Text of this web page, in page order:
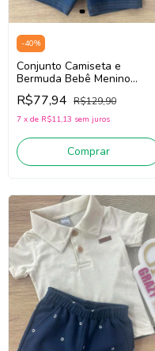
-40%
Conjunto Camiseta e
Bermuda Bebê Menino
Divertto 16162
(Vermelho/Azul Jeans)
R$77,94 R$129,90
7 x de R$11,13 sem juros
Comprar